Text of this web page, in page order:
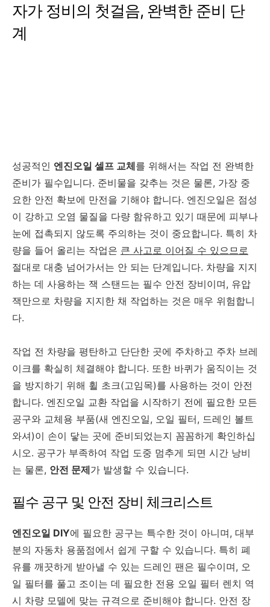
자가 정비의 첫걸음, 완벽한 준비 단
계
성공적인 엔진오일 셀프 교체를 위해서는 작업 전 완벽한
준비가 필수입니다. 준비물을 갖추는 것은 물론, 가장 중
요한 안전 확보에 만전을 기해야 합니다. 엔진오일은 점성
이 강하고 오염 물질을 다량 함유하고 있기 때문에 피부나
눈에 접촉되지 않도록 주의하는 것이 중요합니다. 특히 차
량을 들어 올리는 작업은 큰 사고로 이어질 수 있으므로
절대로 대충 넘어가서는 안 되는 단계입니다. 차량을 지지
하는 데 사용하는 잭 스탠드는 필수 안전 장비이며, 유압
잭만으로 차량을 지지한 채 작업하는 것은 매우 위험합니
다.
작업 전 차량을 평탄하고 단단한 곳에 주차하고 주차 브레
이크를 확실히 체결해야 합니다. 또한 바퀴가 움직이는 것
을 방지하기 위해 휠 초크(고임목)를 사용하는 것이 안전
합니다. 엔진오일 교환 작업을 시작하기 전에 필요한 모든
공구와 교체용 부품(새 엔진오일, 오일 필터, 드레인 볼트
와셔)이 손이 닿는 곳에 준비되었는지 꼼꼼하게 확인하십
시오. 공구가 부족하여 작업 도중 멈추게 되면 시간 낭비
는 물론, 안전 문제가 발생할 수 있습니다.
필수 공구 및 안전 장비 체크리스트
엔진오일 DIY에 필요한 공구는 특수한 것이 아니며, 대부
분의 자동차 용품점에서 쉽게 구할 수 있습니다. 특히 폐
유를 깨끗하게 받아낼 수 있는 드레인 팬은 필수이며, 오
일 필터를 풀고 조이는 데 필요한 전용 오일 필터 렌치 역
시 차량 모델에 맞는 규격으로 준비해야 합니다. 안전 장